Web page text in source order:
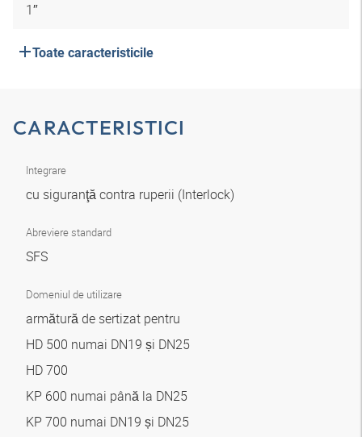
1″
Toate caracteristicile
CARACTERISTICI
Integrare
cu siguranţă contra ruperii (Interlock)
Abreviere standard
SFS
Domeniul de utilizare
armătură de sertizat pentru
HD 500 numai DN19 și DN25
HD 700
KP 600 numai până la DN25
KP 700 numai DN19 și DN25